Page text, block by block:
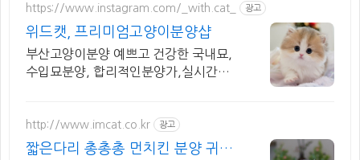
https://www.instagram.com/_with.cat_ 광고
위드캣, 프리미엄고양이분양샵
부산고양이분양 예쁘고 건강한 국내묘,
수입묘분양, 합리적인분양가,실시간영
http://www.imcat.co.kr 광고
짧은다리 총총총 먼치킨 분양 귀여